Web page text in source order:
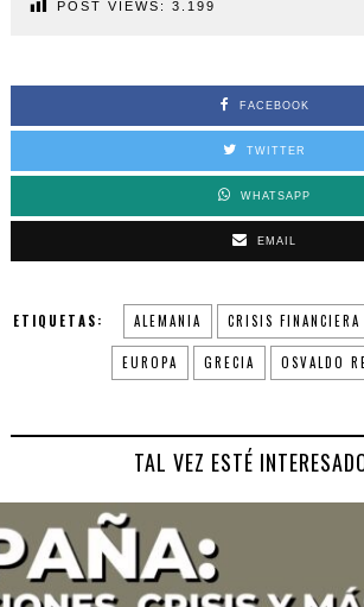
POST VIEWS: 3.199
FACEBOOK
TWITTER
WHATSAPP
EMAIL
ETIQUETAS: ALEMANIA CRISIS FINANCIERA
EUROPA GRECIA OSVALDO
TAL VEZ ESTÉ